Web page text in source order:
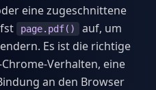
eine zugeschnittene
page.pdf()
auf, um
Es ist die richtige
Verhalten, eine
an den Browser